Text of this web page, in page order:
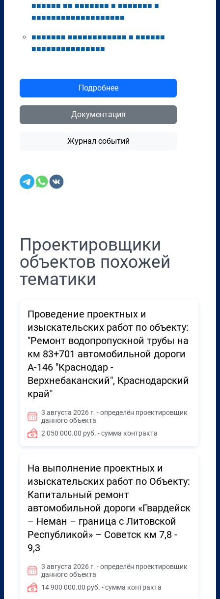
■■■■■■ ■■ ■■■■■■■ ■ ■■■■■■■ ■
■■■■■■■■■■■■■■■■■■■
■■■■■■■ ■■■■■■■■■■■■ ■ ■■■■■■
■■■■■■■■■■■■■■■
Подробнее
Документация
Журнал событий
Проектировщики
объектов похожей
тематики
Проведение проектных и
изыскательских работ по объекту:
"Ремонт водопропускной трубы на
км 83+701 автомобильной дороги
А-146 "Краснодар -
Верхнебаканский", Краснодарский
край"
3 августа 2026 г. - определён проектировщик
данного объекта
2 050 000.00 руб. - сумма контракта
На выполнение проектных и
изыскательских работ по Объекту:
Капитальный ремонт
автомобильной дороги «Гвардейск
– Неман – граница с Литовской
Республикой» – Советск км 7,8 -
9,3
3 августа 2026 г. - определён проектировщик
данного объекта
14 900 000.00 руб. - сумма контракта